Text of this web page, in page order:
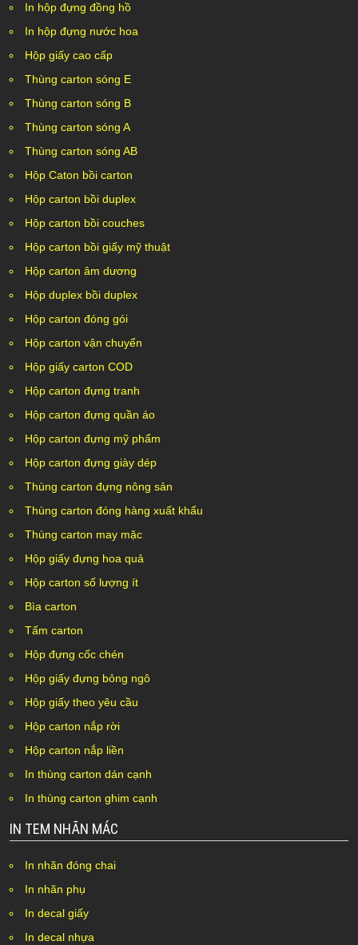
In hộp đựng đồng hồ
In hộp đựng nước hoa
Hộp giấy cao cấp
Thùng carton sóng E
Thùng carton sóng B
Thùng carton sóng A
Thùng carton sóng AB
Hộp Caton bồi carton
Hộp carton bồi duplex
Hộp carton bồi couches
Hộp carton bồi giấy mỹ thuật
Hộp carton âm dương
Hộp duplex bồi duplex
Hộp carton đóng gói
Hộp carton vận chuyển
Hộp giấy carton COD
Hộp carton đựng tranh
Hộp carton đựng quần áo
Hộp carton đựng mỹ phẩm
Hộp carton đựng giày dép
Thùng carton đựng nông sản
Thùng carton đóng hàng xuất khẩu
Thùng carton may mặc
Hộp giấy đựng hoa quả
Hộp carton số lượng ít
Bìa carton
Tấm carton
Hộp đựng cốc chén
Hộp giấy đựng bỏng ngô
Hộp giấy theo yêu cầu
Hộp carton nắp rời
Hộp carton nắp liền
In thùng carton dán cạnh
In thùng carton ghim cạnh
IN TEM NHÃN MÁC
In nhãn đóng chai
In nhãn phụ
In decal giấy
In decal nhựa